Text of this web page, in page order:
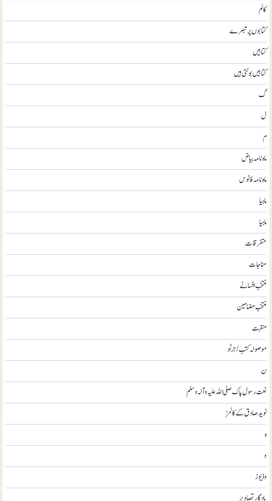
کالم
کتابوں پر تبصرے
کتابيں
کتابیں بولتی ہیں
گ
ل
م
ماہ نامہ بیاض
ماہ نامہ فانوس
ماہیا
ماہیا
متفرقات
مناجات
منتخب افسانے
منتخب مضامين
منقبت
موصولہ کتب / جراٗد
ن
نعت رسول پاک صلی اللہ علیہ و آلہ وسلم
نويد صادق کے کالمز
ہ
و
وڈيوز